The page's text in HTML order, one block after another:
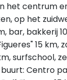
het centrum
op het
bar, bakkerij
15 km,
surfschool,
Centro